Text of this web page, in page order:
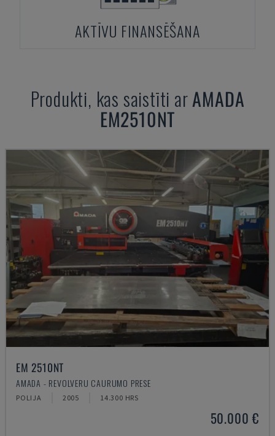
AKTĪVU FINANSĒŠANA
Produkti, kas saistīti arAMADA
EM2510NT
EM 2510NT
AMADA - REVOLVERU CAURUMO PRESE
POLIJA 2005 14.300 HRS
50.000 €